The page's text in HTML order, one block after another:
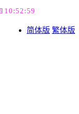
10:53:01
简体版 繁体版